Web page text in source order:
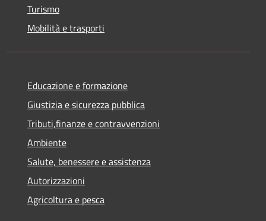
Turismo
Mobilità e trasporti
Educazione e formazione
Giustizia e sicurezza pubblica
Tributi,finanze e contravvenzioni
Ambiente
Salute, benessere e assistenza
Autorizzazioni
Agricoltura e pesca